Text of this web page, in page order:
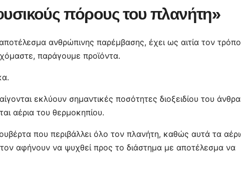
πόρους του πλανήτη»
ανθρώπινης παρέμβασης, έχει ως αιτία τον
παράγουμε προϊόντα.
εκλύουν σημαντικές ποσότητες διοξειδίου του
αέρια του θερμοκηπίου.
που περιβάλλει όλο τον πλανήτη, καθώς αυτά τα
αφήνουν να ψυχθεί προς το διάστημα με αποτέλεσμα να